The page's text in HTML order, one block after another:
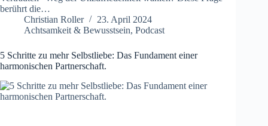
berührt die…
Christian Roller
23. April 2024
Achtsamkeit & Bewusstsein, Podcast
5 Schritte zu mehr Selbstliebe: Das Fundament einer
harmonischen Partnerschaft.